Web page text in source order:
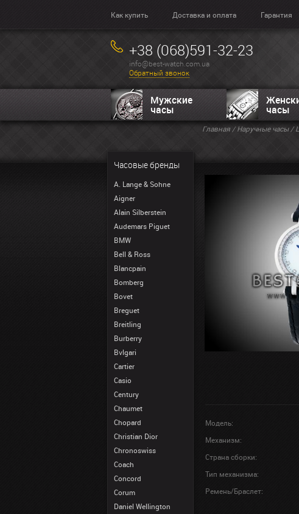
Как купить Доставка и оплата Гарантия
+38 (068)591-32-23
info@best-watch.com.ua
Обратный звонок
Мужские
часы часы
Часовые бренды
A. Lange & Sohne
Aigner
Alain Silberstein
Audemars Piguet
BMW
Bell & Ross
Blancpain
Bomberg
Bovet
Breguet
Breitling
Burberry
Bvlgari
Cartier
Casio
Century
Chaumet
Chopard
Christian Dior
Chronoswiss
Coach
Concord
Corum
Daniel Wellington
Главная/Наручные часы/
Модель:
Механизм:
Страна сборки:
Тип механизма:
Ремень/Браслет: